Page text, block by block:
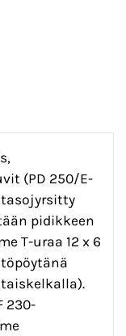
(PD 250/E-
tasojyrsitty
pidikkeen
T-uraa 12 x 6
230-